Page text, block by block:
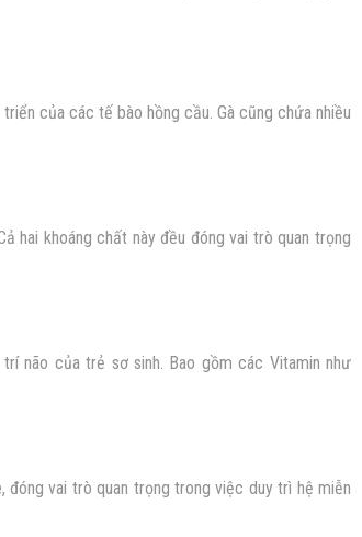
của các tế bào hồng cầu. Gà cũng chứa nhiều
hai khoáng chất này đều đóng vai trò quan trọng
não của trẻ sơ sinh. Bao gồm các Vitamin như
vai trò quan trọng trong việc duy trì hệ miễn